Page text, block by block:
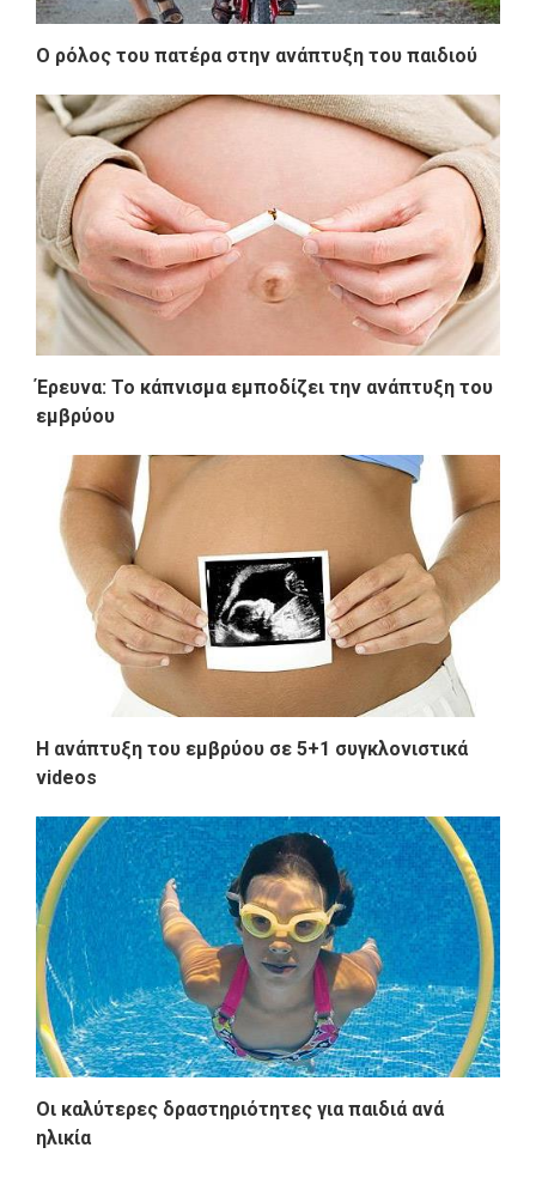
Ο ρόλος του πατέρα στην ανάπτυξη του παιδιού
Έρευνα: Το κάπνισμα εμποδίζει την ανάπτυξη του
εμβρύου
Η ανάπτυξη του εμβρύου σε 5+1 συγκλονιστικά
videos
Οι καλύτερες δραστηριότητες για παιδιά ανά
ηλικία